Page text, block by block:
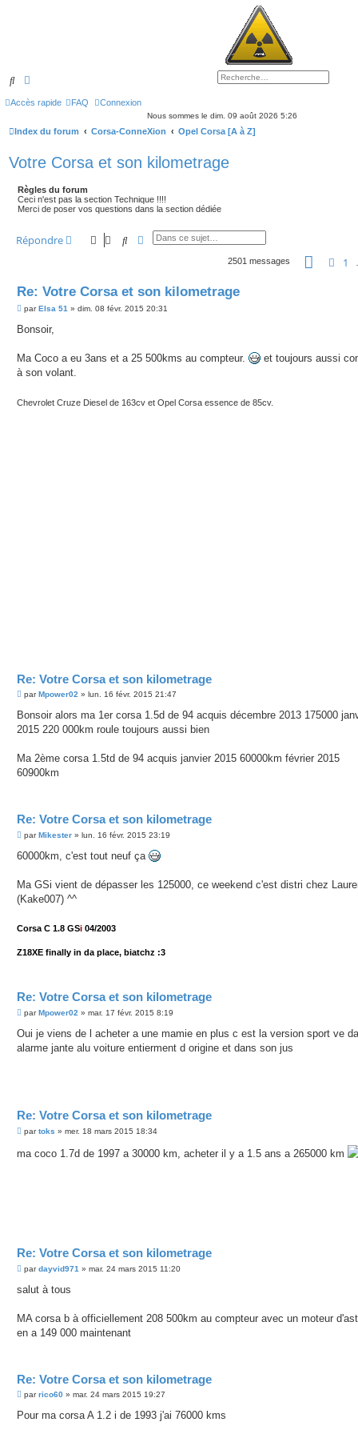
Rechercher
Accès rapide FAQ Connexion
Nous sommes le dim. 09 août 2026 5:26
Index du forum Corsa-ConneXion Opel Corsa [A à Z]
Votre Corsa et son kilometrage
Règles du forum
Ceci n'est pas la section Technique !!!!
Merci de poser vos questions dans la section dédiée
Répondre Rechercher
Recherche avancée
2501 messages Page 1
Re: Votre Corsa et son kilometrage
M
s
g
parElsa 51 » dim. 08 févr. 2015 20:31
Bonsoir,
Ma Coco a eu 3ans et a 25 500kms au compteur.
et toujours aussi
à son volant.
Chevrolet Cruze Diesel de 163cv et Opel Corsa essence de 85cv.
Re: Votre Corsa et son kilometrage
M
s
a
parMpower02 » lun. 16 févr. 2015 21:47
Bonsoir alors ma 1er corsa 1.5d de 94 acquis décembre 2013 175000
2015 220 000km roule toujours aussi bien
Ma 2ème corsa 1.5td de 94 acquis janvier 2015 60000km février 2015
60900km
Re: Votre Corsa et son kilometrage
M
s
g
parMikester » lun. 16 févr. 2015 23:19
60000km, c'est tout neuf ça
Ma GSi vient de dépasser les 125000, ce weekend c'est distri chez
(Kake007) ^^
Corsa C 1.8 GSi 04/2003
Z18XE finally in da place, biatchz :3
Re: Votre Corsa et son kilometrage
M
s
a
parMpower02 » mar. 17 févr. 2015 8:19
Oui je viens de l acheter a une mamie en plus c est la version sport ve
alarme jante alu voiture entierment d origine et dans son jus
Re: Votre Corsa et son kilometrage
M
s
partoks » mer. 18 mars 2015 18:34
ma coco 1.7d de 1997 a 30000 km, acheter il y a 1.5 ans a 265000 km
Re: Votre Corsa et son kilometrage
M
s
g
pardayvid971 » mar. 24 mars 2015 11:20
salut à tous
MA corsa b à officiellement 208 500km au compteur avec un moteur
en a 149 000 maintenant
Re: Votre Corsa et son kilometrage
M
s
parrico60 » mar. 24 mars 2015 19:27
Pour ma corsa A 1.2 i de 1993 j'ai 76000 kms